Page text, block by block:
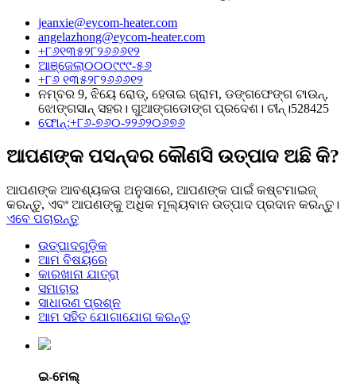
jeanxie@eycom-heater.com
angelazhong@eycom-heater.com
+୮୬୧୩୫୨୮୨୬୬୬୧୨
ଆଞ୍ଜେଲା୦୦୦୯୯୯-୫୬
+୮୬ ୧୩୫୨୮୨୬୬୬୧୨
ନମ୍ବର 9, ଝିୟେ ରୋଡ୍, ହେତାଇ ଗ୍ରାମ, ଡଙ୍ଗଫେଙ୍ଗ ଟାଉନ୍,
ଝୋଙ୍ଗସାନ୍ ସହର। ଗୁଆଙ୍ଗଡୋଙ୍ଗ ପ୍ରଦେଶ। ଚୀନ୍।528425
ଫୋନ୍:+୮୬-୭୬୦-୨୨୬୨୦୬୭୬
ଆପଣଙ୍କ ପସନ୍ଦର କୌଣସି ଉତ୍ପାଦ ଅଛି କି?
ଆପଣଙ୍କ ଆବଶ୍ୟକତା ଅନୁସାରେ, ଆପଣଙ୍କ ପାଇଁ କଷ୍ଟମାଇଜ୍
କରନ୍ତୁ, ଏବଂ ଆପଣଙ୍କୁ ଅଧିକ ମୂଲ୍ୟବାନ ଉତ୍ପାଦ ପ୍ରଦାନ କରନ୍ତୁ।
ଏବେ ପଚାରନ୍ତୁ
ଉତ୍ପାଦଗୁଡ଼ିକ
ଆମ ବିଷୟରେ
କାରଖାନା ଯାତ୍ରା
ସମାଚାର
ସାଧାରଣ ପ୍ରଶ୍ନ
ଆମ ସହିତ ଯୋଗାଯୋଗ କରନ୍ତୁ
ଇ-ମେଲ୍